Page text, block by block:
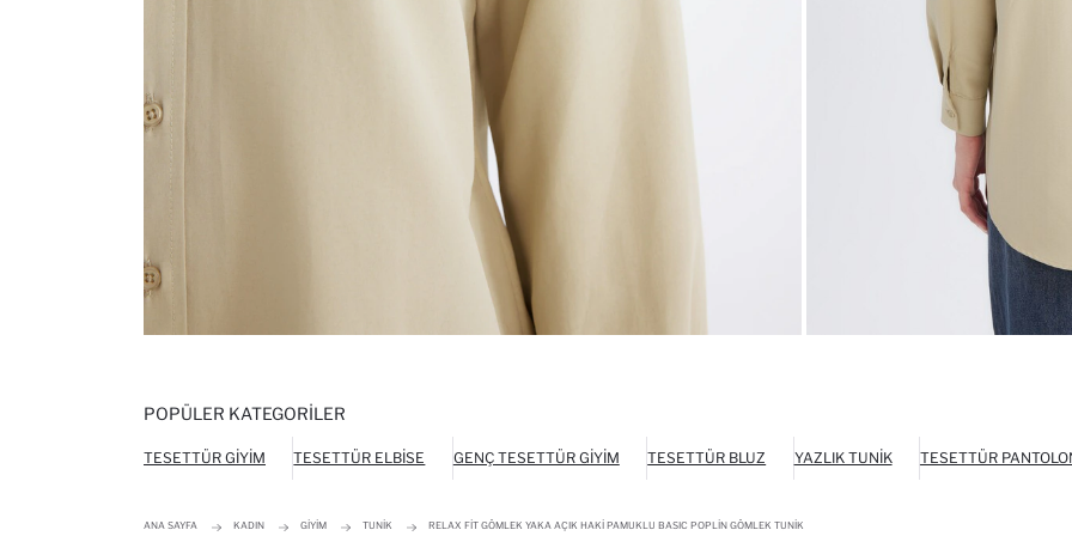
POPÜLER KATEGORILER
TESETTÜR GIYIM TESETTÜR ELBISE GENÇ TESETTÜR GIYIM TESETTÜR BLUZ YAZLIK TUNIK TESETTÜR
ANA SAYFA KADIN GIYIM TUNIK RELAX FIT GÖMLEK YAKA AÇIK HAKI PAMUKLU BASIC POPLIN GÖMLEK TUNIK